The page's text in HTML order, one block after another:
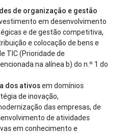
de organização e gestão
em desenvolvimento
e de gestão competitiva,
e colocação de bens e
TIC (Prioridade de
na alínea b) do n.º 1 do
dos ativosem domínios
de inovação,
das empresas, de
de atividades
em conhecimento e